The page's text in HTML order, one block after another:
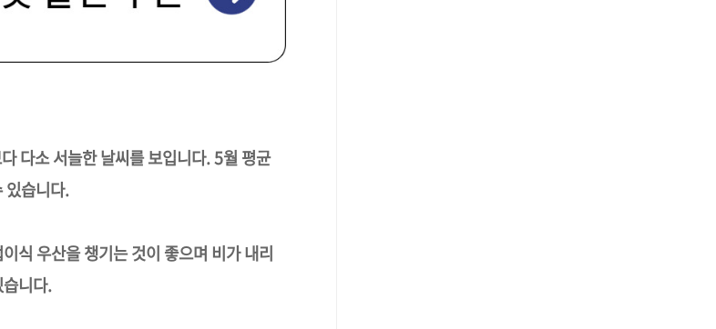
다소 서늘한 날씨를 보입니다. 5월 평균
있습니다.
식 우산을 챙기는 것이 좋으며 비가 내리
니다.